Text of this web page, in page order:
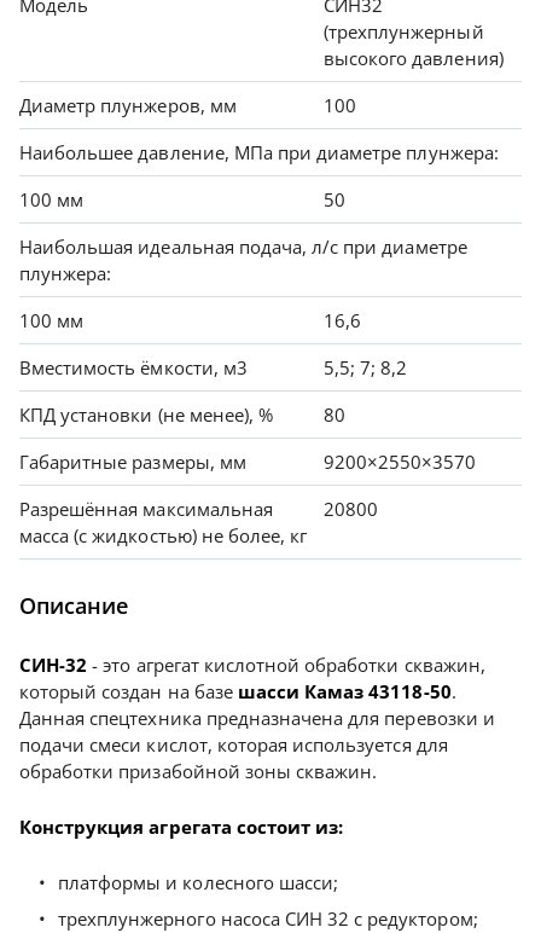
Модель
СИН32
(трехплунжерный
высокого давления)
Диаметр плунжеров, мм
100
Наибольшее давление, МПа при диаметре плунжера:
100 мм
50
Наибольшая идеальная подача, л/с при диаметре
плунжера:
100 мм
16,6
Вместимость ёмкости, м3
5,5; 7; 8,2
КПД установки (не менее), %
80
Габаритные размеры, мм
9200×2550×3570
Разрешённая максимальная
масса (с жидкостью) не более, кг
20800
Описание
СИН-32 - это агрегат кислотной обработки скважин,
который создан на базе шасси Камаз 43118-50.
Данная спецтехника предназначена для перевозки и
подачи смеси кислот, которая используется для
обработки призабойной зоны скважин.
Конструкция агрегата состоит из:
платформы и колесного шасси;
трехплунжерного насоса СИН 32 с редуктором;